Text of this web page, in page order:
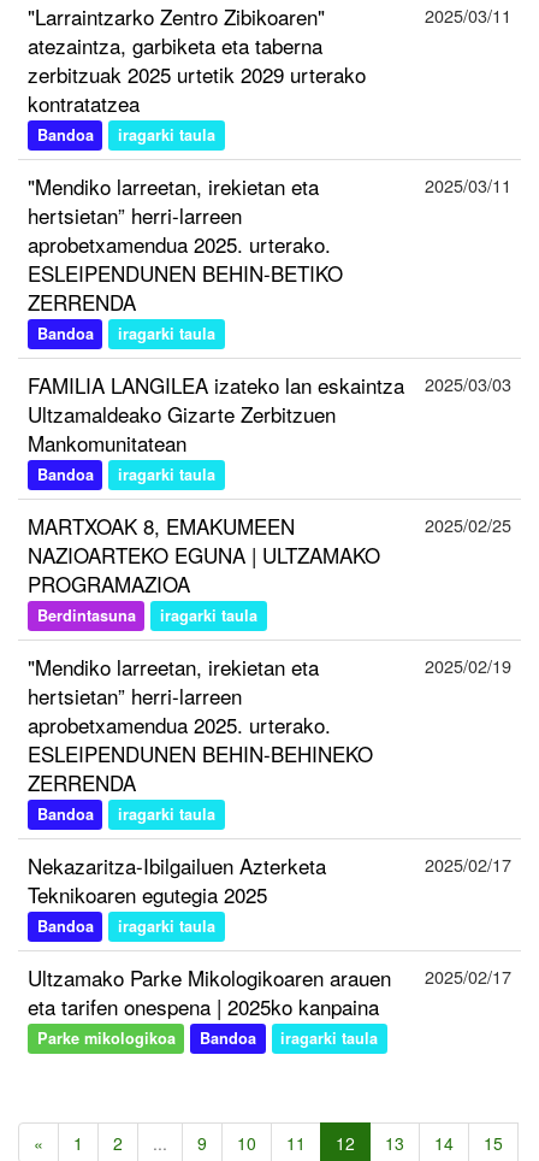
"Larraintzarko Zentro Zibikoaren"
atezaintza, garbiketa eta taberna
zerbitzuak 2025 urtetik 2029 urterako
kontratatzea
Bandoa iragarki taula
2025/03/11
"Mendiko larreetan, irekietan eta
hertsietan” herri-larreen
aprobetxamendua 2025. urterako.
ESLEIPENDUNEN BEHIN-BETIKO
ZERRENDA
Bandoa iragarki taula
2025/03/11
FAMILIA LANGILEA izateko lan eskaintza
Ultzamaldeako Gizarte Zerbitzuen
Mankomunitatean
Bandoa iragarki taula
2025/03/03
MARTXOAK 8, EMAKUMEEN
NAZIOARTEKO EGUNA | ULTZAMAKO
PROGRAMAZIOA
Berdintasuna iragarki taula
2025/02/25
"Mendiko larreetan, irekietan eta
hertsietan” herri-larreen
aprobetxamendua 2025. urterako.
ESLEIPENDUNEN BEHIN-BEHINEKO
ZERRENDA
Bandoa iragarki taula
2025/02/19
Nekazaritza-Ibilgailuen Azterketa
Teknikoaren egutegia 2025
Bandoa iragarki taula
2025/02/17
Ultzamako Parke Mikologikoaren arauen
eta tarifen onespena | 2025ko kanpaina
Parke mikologikoa Bandoa iragarki taula
2025/02/17
« 1 2 ... 9 10 11 12 13 14
15